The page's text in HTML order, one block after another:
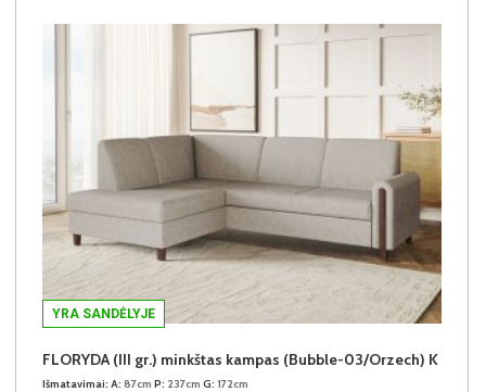
YRA SANDĖLYJE
FLORYDA (III gr.) minkštas kampas (Bubble-03/Orzech) K
Išmatavimai: A: 87cm P: 237cm G: 172cm